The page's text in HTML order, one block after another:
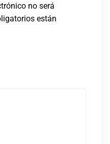
no será
están